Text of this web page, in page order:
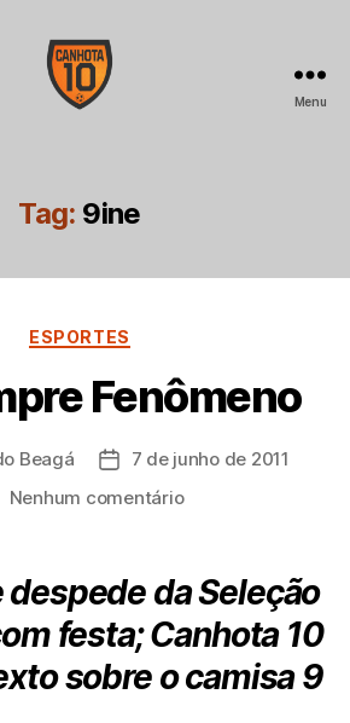
Menu
Tag: 9ine
Categorias
ESPORTES
Fenômeno
Beagá
Data7 de junho de 2011
Nenhum comentárioem
Fenômeno
despede da Seleção
festa; Canhota 10
sobre o camisa 9